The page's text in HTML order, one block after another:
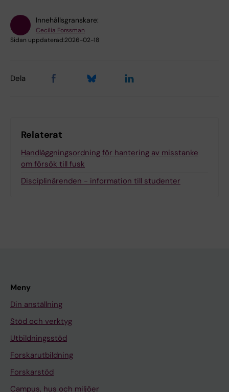
Innehållsgranskare:
Cecilia Forssman
Sidan uppdaterad:2026-02-18
Dela
Relaterat
Handläggningsordning för hantering av misstanke
om försök till fusk
Disciplinärenden - information till studenter
Meny
Din anställning
Stöd och verktyg
Utbildningsstöd
Forskarutbildning
Forskarstöd
Campus, hus och miljöer